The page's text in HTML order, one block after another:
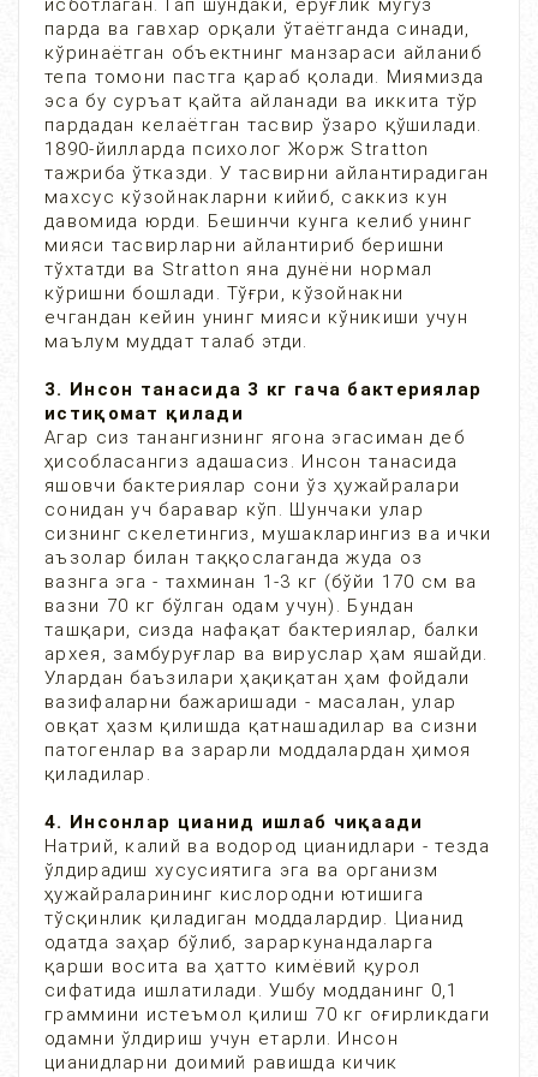
исботлаган. Гап шундаки, ёруғлик мугуз
парда ва гавхар орқали ўтаётганда синади,
кўринаётган объектнинг манзараси айланиб
тепа томони пастга қараб қолади. Миямизда
эса бу суръат қайта айланади ва иккита тўр
пардадан келаётган тасвир ўзаро қўшилади.
1890-йилларда психолог Жорж Stratton
тажриба ўтказди. У тасвирни айлантирадиган
махсус кўзойнакларни кийиб, саккиз кун
давомида юрди. Бешинчи кунга келиб унинг
мияси тасвирларни айлантириб беришни
тўхтатди ва Stratton яна дунёни нормал
кўришни бошлади. Тўғри, кўзойнакни
ечгандан кейин унинг мияси кўникиши учун
маълум муддат талаб этди.
3. Инсон танасида 3 кг гача бактериялар
истиқомат қилади
Агар сиз танангизнинг ягона эгасиман деб
ҳисобласангиз адашасиз. Инсон танасида
яшовчи бактериялар сони ўз ҳужайралари
сонидан уч баравар кўп. Шунчаки улар
сизнинг скелетингиз, мушакларингиз ва ички
аъзолар билан таққослаганда жуда оз
вазнга эга - тахминан 1-3 кг (бўйи 170 см ва
вазни 70 кг бўлган одам учун). Бундан
ташқари, сизда нафақат бактериялар, балки
архея, замбуруғлар ва вируслар ҳам яшайди.
Улардан баъзилари ҳақиқатан ҳам фойдали
вазифаларни бажаришади - масалан, улар
овқат ҳазм қилишда қатнашадилар ва сизни
патогенлар ва зарарли моддалардан ҳимоя
қиладилар.
4. Инсонлар цианид ишлаб чиқаади
Натрий, калий ва водород цианидлари - тезда
ўлдирадиш хусусиятига эга ва организм
ҳужайраларининг кислородни ютишига
тўсқинлик қиладиган моддалардир. Цианид
одатда заҳар бўлиб, зараркунандаларга
қарши восита ва ҳатто кимёвий қурол
сифатида ишлатилади. Ушбу модданинг 0,1
граммини истеъмол қилиш 70 кг оғирликдаги
одамни ўлдириш учун етарли. Инсон
цианидларни доимий равишда кичик